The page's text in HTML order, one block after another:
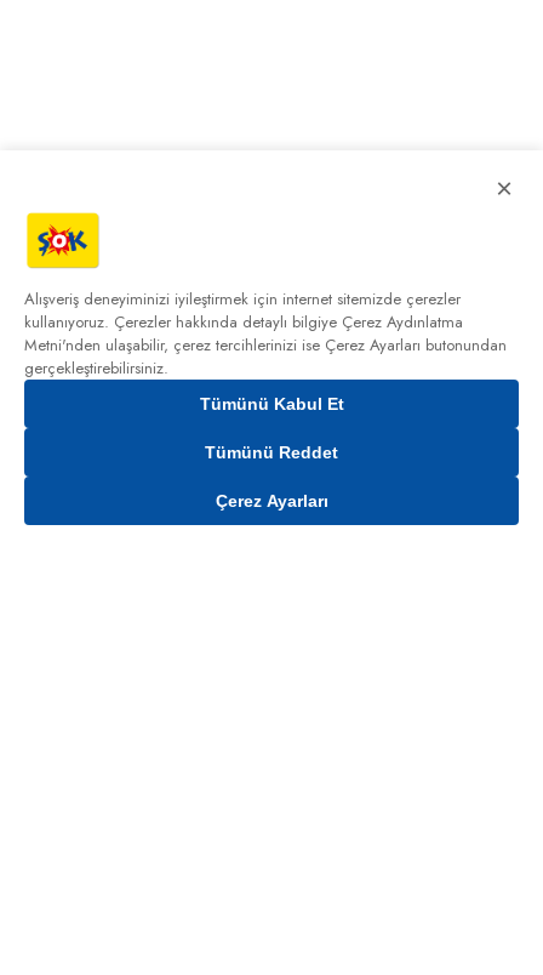
Gelince Haber Ver
×
Alışveriş deneyiminizi iyileştirmek için internet sitemizde çerezler
kullanıyoruz. Çerezler hakkında detaylı bilgiye Çerez Aydınlatma
Metni'nden ulaşabilir, çerez tercihlerinizi ise Çerez Ayarları butonundan
gerçekleştirebilirsiniz.
Tümünü Kabul Et
Tümünü Reddet
Çerez Ayarları